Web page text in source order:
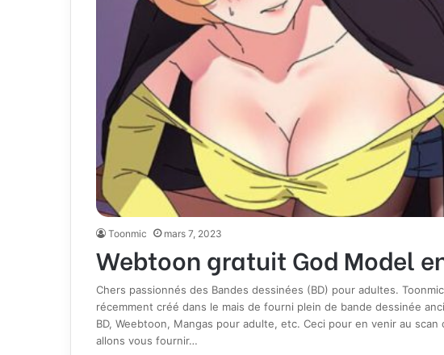
Toonmic mars 7, 2023
Webtoon gratuit God Model en
Chers passionnés des Bandes dessinées (BD) pour adultes.
récemment créé dans le mais de fourni plein de bande dessinée
BD, Weebtoon, Mangas pour adulte, etc. Ceci pour en venir au
allons vous fournir…